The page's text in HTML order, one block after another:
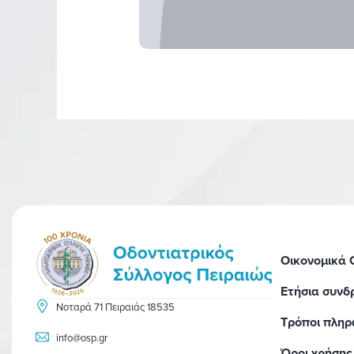
Νοταρά 71 Πειραιάς 18535
info@osp.gr
Οικονομικά
Ετήσια
Τρόποι